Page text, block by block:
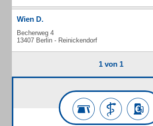
Wien D.
Becherweg 4
13407 Berlin - Reinickendorf
1 von 1